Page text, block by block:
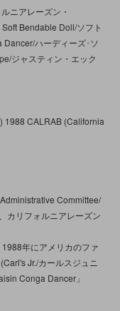
ニアレーズン・
Bendable Doll/ソフト
ハーディーズ･ソ
ジャスティン・エック
1988 CALRAB (California
Committee/
カリフォルニアレーズン
年にアメリカのファ
Jr./カールスジュニ
Conga Dancer」